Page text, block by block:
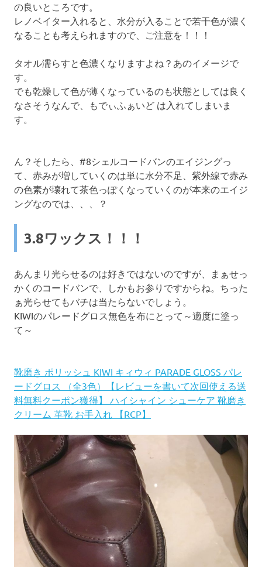
の良いところです。
レノベイター入れると、水分が入ることで若干色が濃く
なることも考えられますので、ご注意を！！！
タオル濡らすと色濃くなりますよね？あのイメージで
す。
でも乾燥して色が薄くなっているのも状態としては良く
なさそうなんで、もでぃふぁいど は入れてしまいま
す。
ん？そしたら、#8シェルコードバンのエイジングっ
て、赤みが増していくのは単に水分不足、紫外線で赤み
の色素が壊れて茶色っぽくなっていくのが本来のエイジ
ングなのでは、、、？
3.8ワックス！！！
あんまり光らせるのは好きではないのですが、まぁせっ
かくのコードバンで、しかもお参りですからね。ちった
ぁ光らせてもバチは当たらないでしょう。
KIWIのパレードグロス無色を布にとって～適度に塗っ
て～
靴磨き ポリッシュ KIWI キィウィ PARADE GLOSS パレ
ードグロス （全3色）【レビューを書いて次回使える送
料無料クーポン獲得】 ハイシャイン シューケア 靴磨き
クリーム 革靴 お手入れ 【RCP】